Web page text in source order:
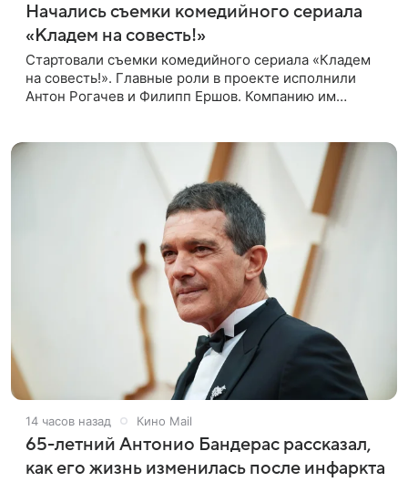
Начались съемки комедийного сериала
«Кладем на совесть!»
Стартовали съемки комедийного сериала «Кладем
на совесть!». Главные роли в проекте исполнили
Антон Рогачев и Филипп Ершов. Компанию им
14 часов назад Кино Mail
65-летний Антонио Бандерас рассказал,
как его жизнь изменилась после инфаркта